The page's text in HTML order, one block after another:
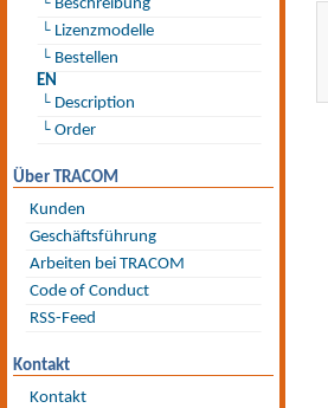
└ Beschreibung
└ Lizenzmodelle
└ Bestellen
EN
└ Description
└ Order
Über TRACOM
Kunden
Geschäftsführung
Arbeiten bei TRACOM
Code of Conduct
RSS-Feed
Kontakt
Kontakt